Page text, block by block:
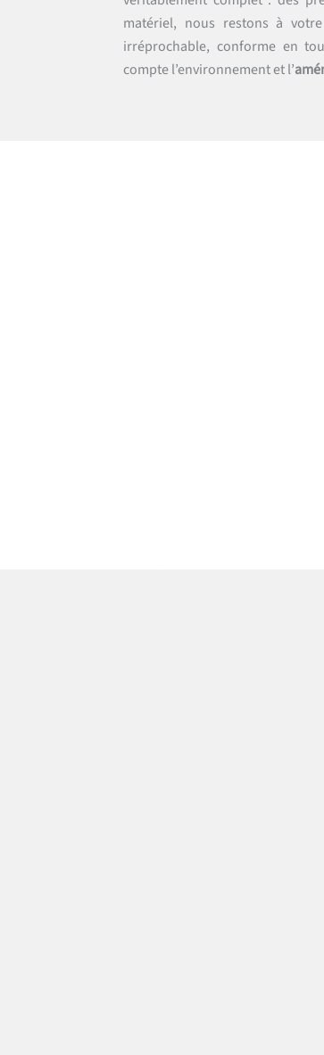
matériel, nous restons à
irréprochable, conforme en
compte l’environnement et l’